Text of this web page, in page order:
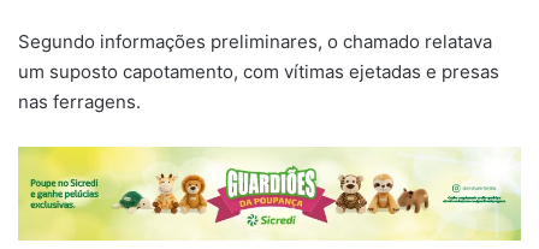
Segundo informações preliminares, o chamado relatava
um suposto capotamento, com vítimas ejetadas e presas
nas ferragens.